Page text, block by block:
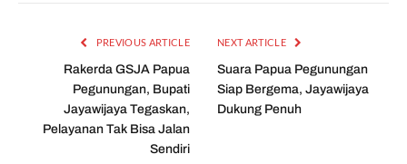
PREVIOUS ARTICLE
Rakerda GSJA Papua
Pegunungan, Bupati
Jayawijaya Tegaskan,
Pelayanan Tak Bisa Jalan
Sendiri
NEXT ARTICLE
Suara Papua Pegunungan
Siap Bergema, Jayawijaya
Dukung Penuh